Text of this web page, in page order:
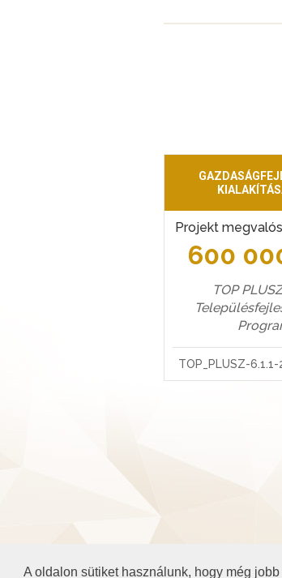
A oldalon sütiket használunk, hogy még
Projekt
600
TOP
TOP_PLUSZ-